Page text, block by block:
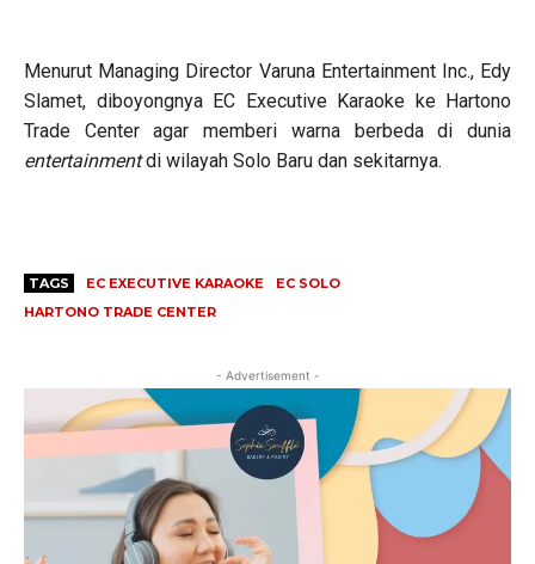
Menurut Managing Director Varuna Entertainment Inc., Edy
Slamet, diboyongnya EC Executive Karaoke ke Hartono
Trade Center agar memberi warna berbeda di dunia
entertainmentdi wilayah Solo Baru dan sekitarnya.
TAGS EC EXECUTIVE KARAOKE
EC SOLO
HARTONO TRADE CENTER
- Advertisement -